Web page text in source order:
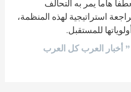
هاما يمر به التحالف
استراتيجية لهذه المنظمة،
للمستقبل.
أخبار العرب كل العرب